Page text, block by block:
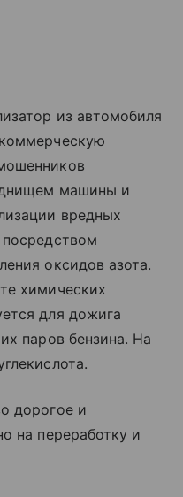
из автомобиля
днищем машины и
вредных
оксидов азота.
химических
для дожига
паров бензина. На
дорогое и
на переработку и